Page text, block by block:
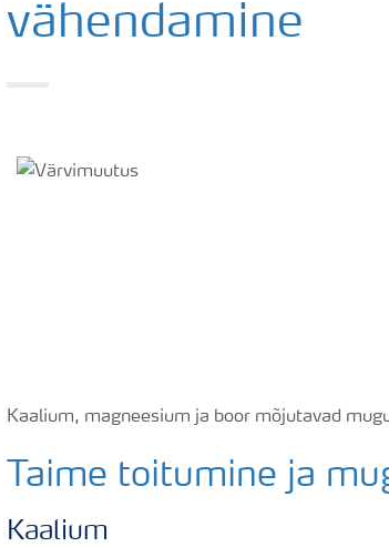
vähendamine
Kaalium, magneesium ja boor mõjutavad
Taime toitumine ja
Kaalium